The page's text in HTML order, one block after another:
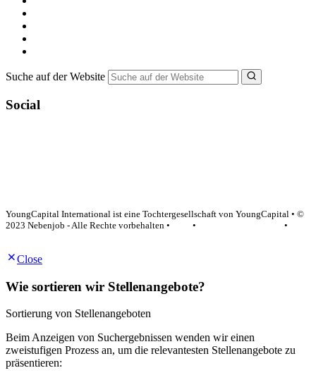
Suche auf der Website
Social
YoungCapital International ist eine Tochtergesellschaft von YoungCapital • ©
2023 Nebenjob - Alle Rechte vorbehalten •
•
•
Close
Wie sortieren wir Stellenangebote?
Sortierung von Stellenangeboten
Beim Anzeigen von Suchergebnissen wenden wir einen
zweistufigen Prozess an, um die relevantesten Stellenangebote zu
präsentieren: